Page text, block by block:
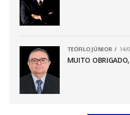
TEÓFILO JÚNIOR 14/
MUITO OBRIGADO,